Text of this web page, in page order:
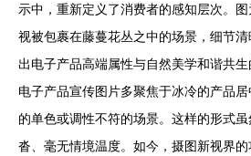
示中，重新定义了消费者的感知层次。
视被包裹在藤蔓花丛之中的场景，细节
出电子产品高端属性与自然美学和谐共
电子产品宣传图片多聚焦于冰冷的产品
的单色或调性不符的场景。这样的形式
沓、毫无情境温度。如今，摄图新视界